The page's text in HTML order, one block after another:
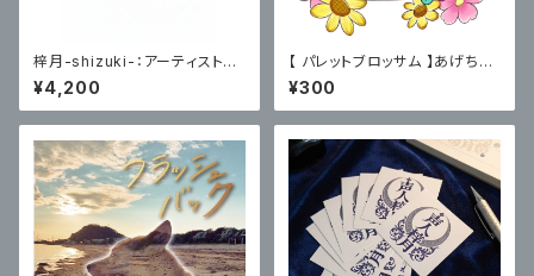
梓月-shizuki-：アーティスト写
真トレーディングカード(HP編)
各４種コンプリート版
¥4,200
【 パレットブロッサム 】あげちゃ
んちゅステッカー(顔面)
¥300